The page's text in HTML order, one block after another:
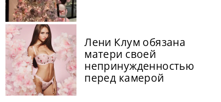
Лени Клум обязана
матери своей
непринужденностью
перед камерой